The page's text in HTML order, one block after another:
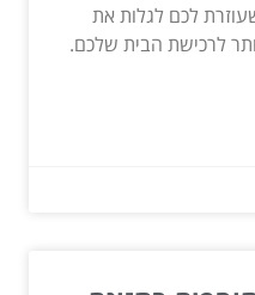
לכם לגלות את
לרכישת הבית שלכם.